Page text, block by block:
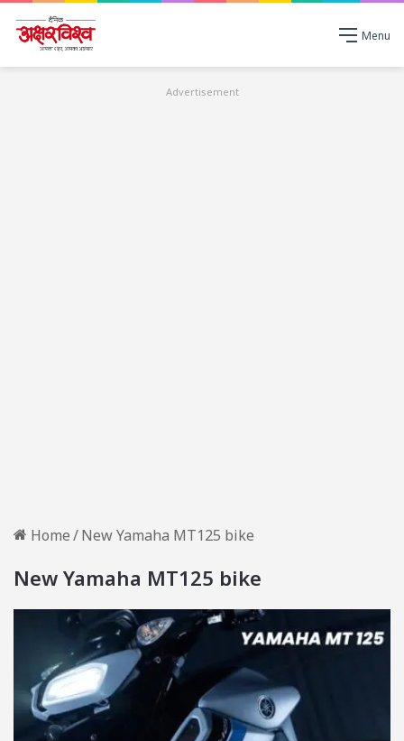
Menu
Advertisement
Home/New Yamaha MT125 bike
New Yamaha MT125 bike